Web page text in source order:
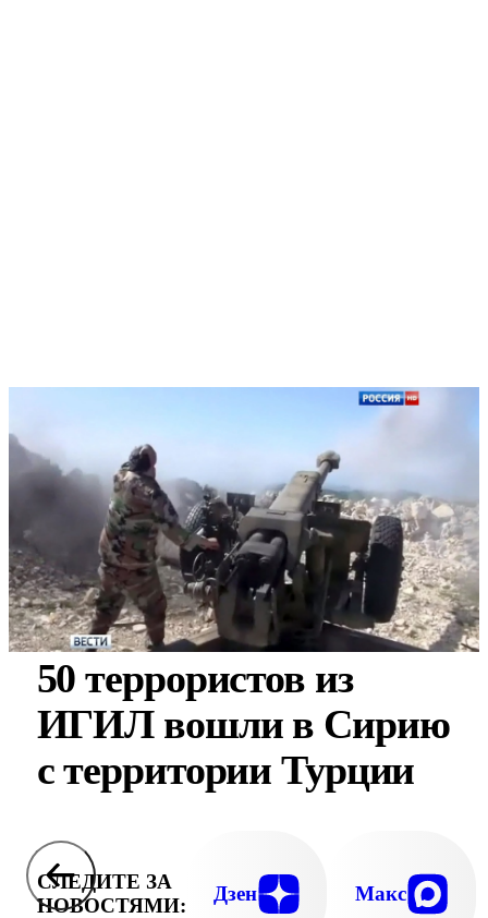
50 террористов из
ИГИЛ вошли в Сирию
с территории Турции
СЛЕДИТЕ ЗА
НОВОСТЯМИ:
Дзен Макс